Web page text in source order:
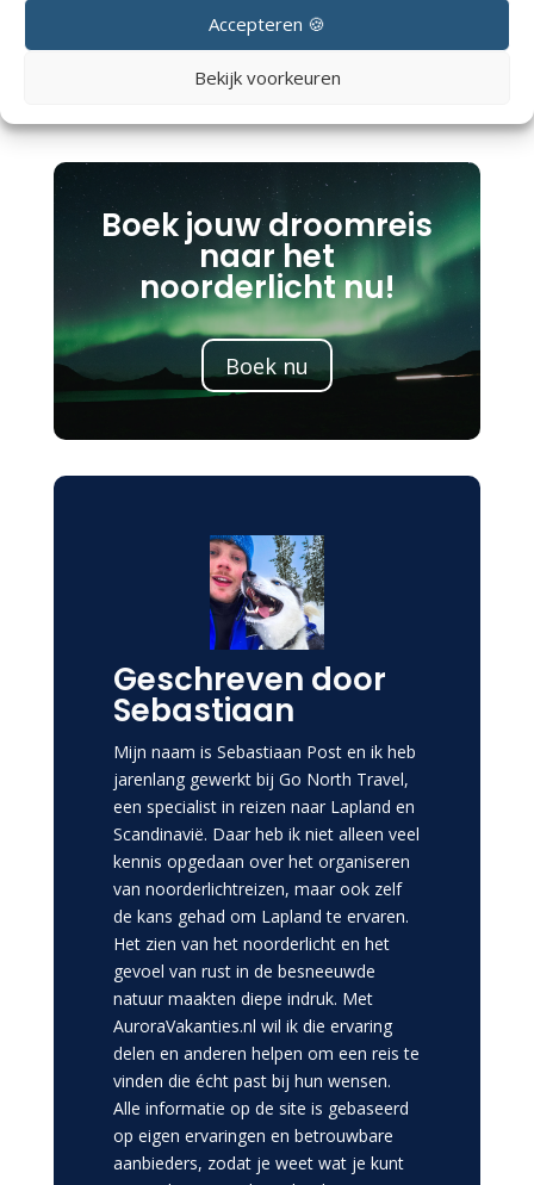
Accepteren 🍪
Bekijk voorkeuren
regio van Lapland doorbrengt, is de kans in winter
2026 simpelweg groot dat jij het meemaakt.
Wil je meer weten over reizen naar Lapland? Bekijk
Boek jouw droomreis
naar het
noorderlicht nu!
Boek nu
Geschreven door
Sebastiaan
Mijn naam is Sebastiaan Post en ik heb
jarenlang gewerkt bij Go North Travel,
een specialist in reizen naar Lapland en
Scandinavië. Daar heb ik niet alleen veel
kennis opgedaan over het organiseren
van noorderlichtreizen, maar ook zelf
de kans gehad om Lapland te ervaren.
Het zien van het noorderlicht en het
gevoel van rust in de besneeuwde
natuur maakten diepe indruk. Met
AuroraVakanties.nl wil ik die ervaring
delen en anderen helpen om een reis te
vinden die écht past bij hun wensen.
Alle informatie op de site is gebaseerd
op eigen ervaringen en betrouwbare
aanbieders, zodat je weet wat je kunt